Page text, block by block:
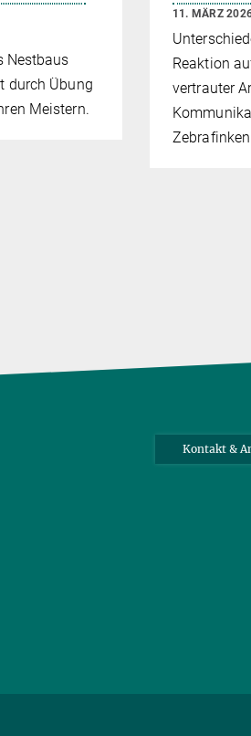
Nestbaus
durch Übung
Meistern.
11. MÄRZ
Reaktion
vertrauter
Zebrafinken
Kontakt &